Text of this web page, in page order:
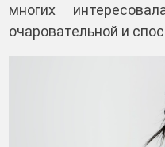
многих
очаровательной и